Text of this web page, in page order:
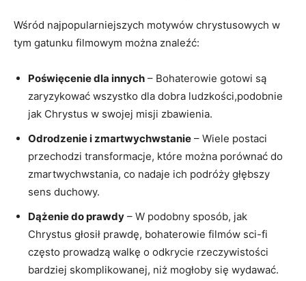
Wśród najpopularniejszych motywów chrystusowych w
tym gatunku filmowym można znaleźć:
Poświęcenie dla innych – Bohaterowie gotowi są
zaryzykować wszystko dla dobra ludzkości,podobnie
jak Chrystus w swojej misji zbawienia.
Odrodzenie i zmartwychwstanie – Wiele postaci
przechodzi transformacje, które można porównać do
zmartwychwstania, co nadaje ich podróży głębszy
sens duchowy.
Dążenie do prawdy – W podobny sposób, jak
Chrystus głosił prawdę, bohaterowie filmów sci-fi
często prowadzą walkę o odkrycie rzeczywistości
bardziej skomplikowanej, niż mogłoby się wydawać.